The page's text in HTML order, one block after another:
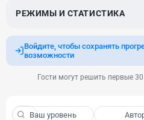
РЕЖИМЫ И СТАТИСТИКА
Войдите, чтобы сохранять
возможности
Гости могут решить первые
Ваш уровень